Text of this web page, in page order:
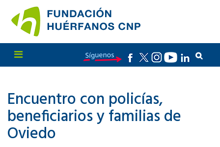
Encuentro con policías,
beneficiarios y familias de
Oviedo